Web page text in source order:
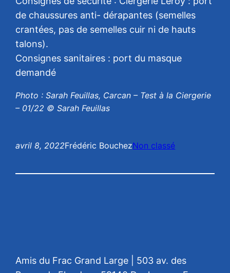
de chaussures anti- dérapantes (semelles
crantées, pas de semelles cuir ni de hauts
talons).
Consignes sanitaires : port du masque
demandé
Photo : Sarah Feuillas, Carcan – Test à la Ciergerie
– 01/22 © Sarah Feuillas
avril 8, 2022Frédéric BouchezNon classé
Amis du Frac Grand Large | 503 av. des